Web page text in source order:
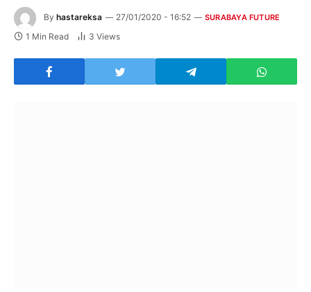
By hastareksa 27/01/2020 - 16:52 SURABAYA FUTURE
1 Min Read 3 Views